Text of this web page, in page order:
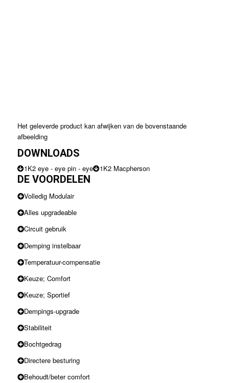
Het geleverde product kan afwijken van de bovenstaande
afbeelding
DOWNLOADS
1K2 eye - eye pin - eye 1K2 Macpherson
DE VOORDELEN
Volledig Modulair
Alles upgradeable
Circuit gebruik
Demping instelbaar
Temperatuur-compensatie
Keuze; Comfort
Keuze; Sportief
Dempings-upgrade
Stabiliteit
Bochtgedrag
Directere besturing
Behoudt/beter comfort